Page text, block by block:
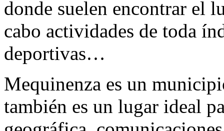
donde suelen encontrar el
cabo actividades de toda
deportivas…
Mequinenza es un
también es un lugar ideal